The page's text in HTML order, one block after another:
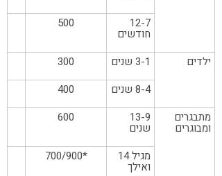
12-7
חודשים
500
ילדים 3-1 שנים
300
8-4 שנים
400
מתבגרים
ומבוגרים
13-9
שנים
600
מגיל 14
ואילך
*700/900